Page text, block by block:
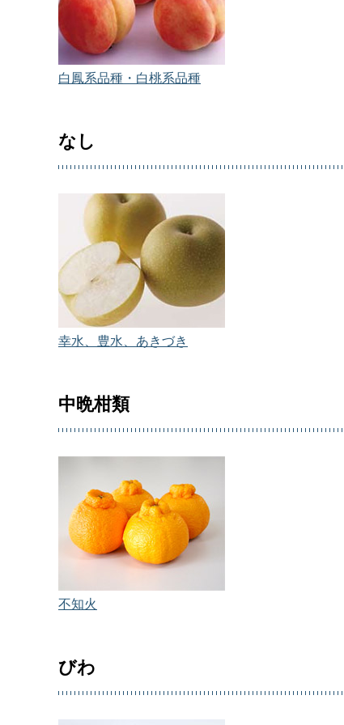
白鳳系品種・白桃系品種
なし
幸水、豊水、あきづき
中晩柑類
不知火
びわ